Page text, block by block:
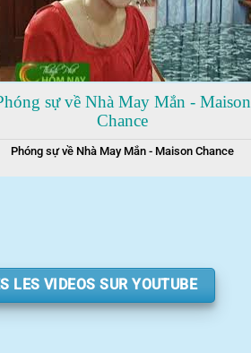
sự về Nhà May Mắn - Maison
Chance
Phóng sự về Nhà May Mắn - Maison Chance
LES VIDEOS SUR YOUTUBE